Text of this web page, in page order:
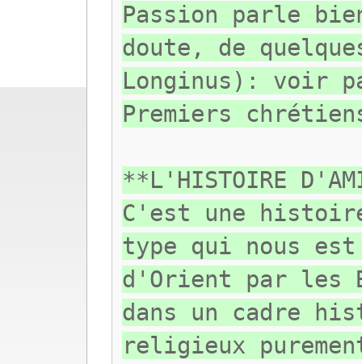
Passion parle
doute, de
Longinus): voir
Premiers
**L'HISTOIRE
C'est une
type qui nous est
d'Orient par les
dans un cadre
religieux